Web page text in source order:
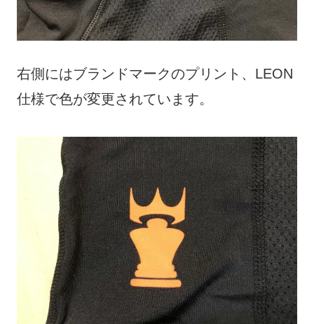
右側にはブランドマークのプリント、LEON
仕様で色が変更されています。